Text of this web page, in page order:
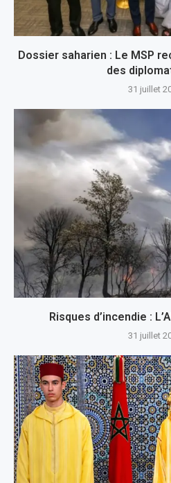
Dossier saharien : Le MSP
des
31 juillet
Risques d’incendie :
31 juillet